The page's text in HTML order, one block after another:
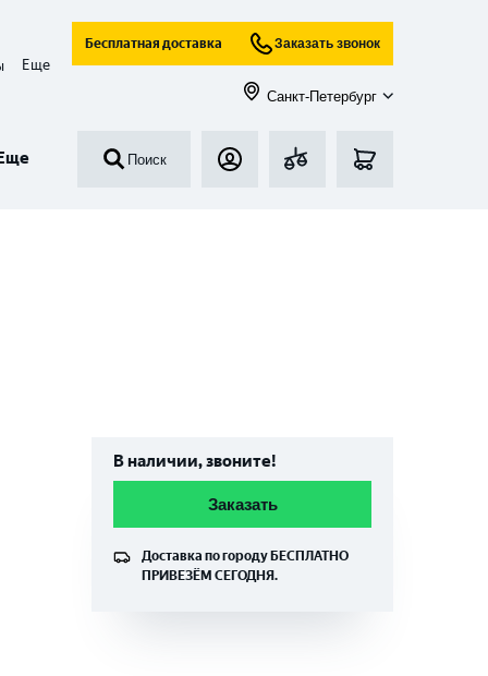
Еще
Бесплатная доставка Заказать звонок
Санкт-Петербург
Поиск
В наличии, звоните!
Заказать
Доставка по городу БЕСПЛАТНО
ПРИВЕЗЁМ СЕГОДНЯ.